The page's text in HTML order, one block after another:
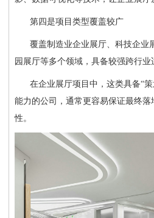
第四是项目类型覆盖较广
覆盖制造业企业展厅、科技企业
园展厅等多个领域，具备较强跨行业
在企业展厅项目中，这类具备“策
能力的公司，通常更容易保证最终
性。